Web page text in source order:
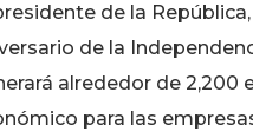
de la
de la
alrededor de
para las